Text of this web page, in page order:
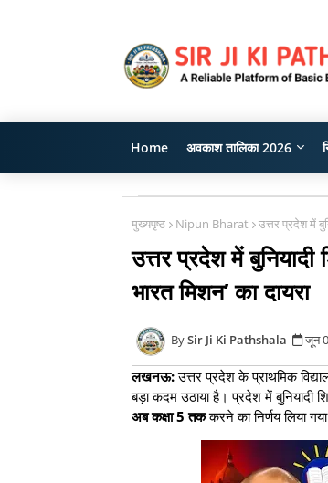
Home अवकाश तालिका 2026
मुख्यपृष्ठ Nipun Bharat उत्तर प्रदेश में
उत्तर प्रदेश में बुनियादी
भारत मिशन’ का दायरा
Sir Ji Ki Pathshala जून
लखनऊ:उत्तर प्रदेश के प्राथमिक
बड़ा कदम उठाया है। प्रदेश में बुनियादी
अब कक्षा 5 तककरने का निर्णय लिया